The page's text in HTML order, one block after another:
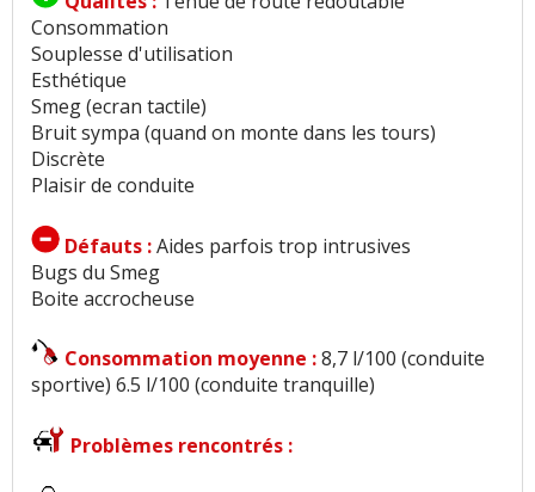
Consommation
Souplesse d'utilisation
Esthétique
Smeg (ecran tactile)
Bruit sympa (quand on monte dans les tours)
Discrète
Plaisir de conduite
Défauts :Aides parfois trop intrusives
Bugs du Smeg
Boite accrocheuse
Consommation moyenne :8,7 l/100 (conduite
sportive) 6.5 l/100 (conduite tranquille)
Problèmes rencontrés :